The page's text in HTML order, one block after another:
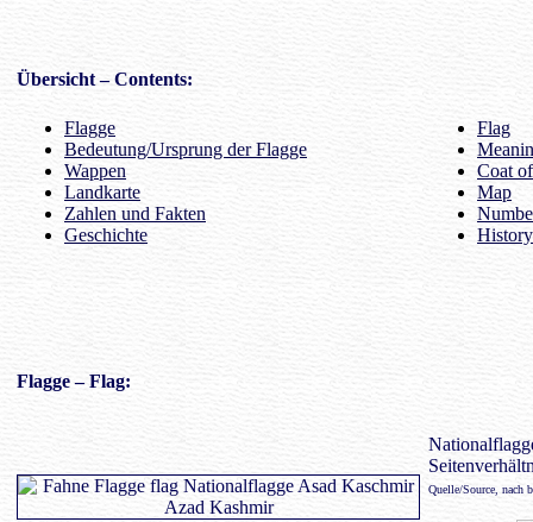
Übersicht– Contents:
Flagge
Bedeutung/Ursprung der Flagge
Wappen
Landkarte
Zahlen und Fakten
Geschichte
Flag
Coat
Map
History
Flagge– Flag:
Quelle/Source, nach